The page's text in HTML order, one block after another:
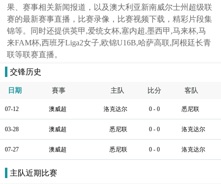
果、赛事相关新闻报道，以及澳大利亚新南威尔士州超级联
赛的最新赛事直播，比赛录像，比赛视频下载，精彩片段集
锦等。同时还提供英甲,爱统女杯,塞内超,墨西甲,马来杯,马
来FAM杯,西班牙Liga2女子,欧锦U16B,哈萨高联,阿根廷长青
联等联赛直播。
交锋历史
日期 賽事 主队 比分 客队
07-12 澳威超 洛克达尔 0 - 0 悉尼联
03-28 澳威超 悉尼联 0 - 0 洛克达尔
07-27 澳威超 悉尼联 0 - 0 洛克达尔
主队近期比赛